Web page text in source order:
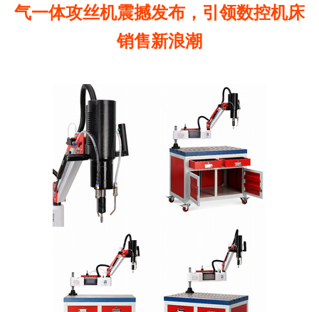
气一体攻丝机震撼发布，引领数控机床
销售新浪潮